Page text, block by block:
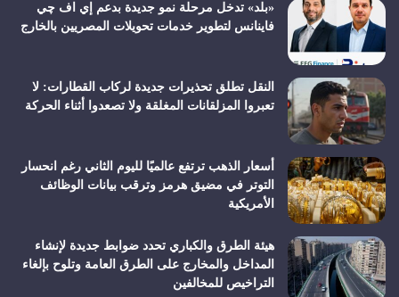
«بلد» تدخل مرحلة نمو جديدة بدعم إي اف چي
فاينانس لتطوير خدمات تحويلات المصريين بالخارج
النقل تطلق تحذيرات جديدة لركاب القطارات: لا
تعبروا المزلقانات المغلقة ولا تصعدوا أثناء الحركة
أسعار الذهب ترتفع عالميًا لليوم الثاني رغم انحسار
التوتر في مضيق هرمز وترقب بيانات الوظائف
الأمريكية
هيئة الطرق والكباري تحدد ضوابط جديدة لإنشاء
المداخل والمخارج على الطرق العامة وتلوح بإلغاء
التراخيص للمخالفين